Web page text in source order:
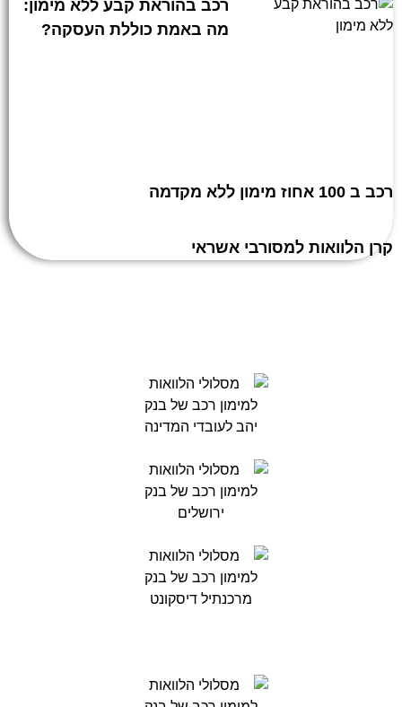
רכב בהוראת קבע ללא מימון:
מה באמת כוללת העסקה?
רכב ב 100 אחוז מימון ללא מקדמה
קרן הלוואות למסורבי אשראי